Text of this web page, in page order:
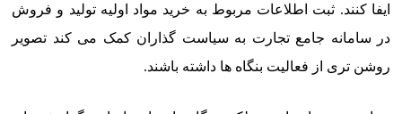
ایفا کنند. ثبت اطلاعات مربوط به خرید مواد اولیه تولید و فروش
در سامانه جامع تجارت به سیاست گذاران کمک می کند تصویر
روشن تری از فعالیت بنگاه ها داشته باشند.